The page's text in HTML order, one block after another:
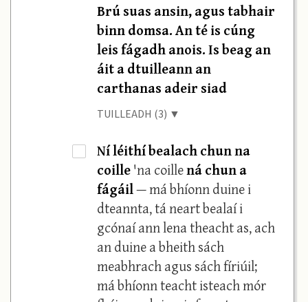
Brú suas ansin, agus tabhair
binn domsa. An té is cúng
leis fágadh anois. Is beag an
áit a dtuilleann an
carthanas adeir siad
TUILLEADH (3) ▼
Ní léithí bealach chun na
coille'na coillená chun a
fágáil— má bhíonn duine i
dteannta, tá neart bealaí i
gcónaí ann lena theacht as, ach
an duine a bheith sách
meabhrach agus sách fíriúil;
má bhíonn teacht isteach mór